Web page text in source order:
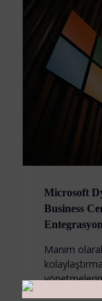
Microsoft
Business
Manim
Finansal